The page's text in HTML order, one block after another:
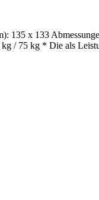
135 x 133
/ 75 kg * Die als